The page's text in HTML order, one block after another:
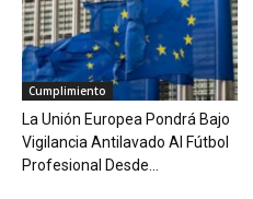
Cumplimiento
La Unión Europea Pondrá Bajo
Vigilancia Antilavado Al Fútbol
Profesional Desde...